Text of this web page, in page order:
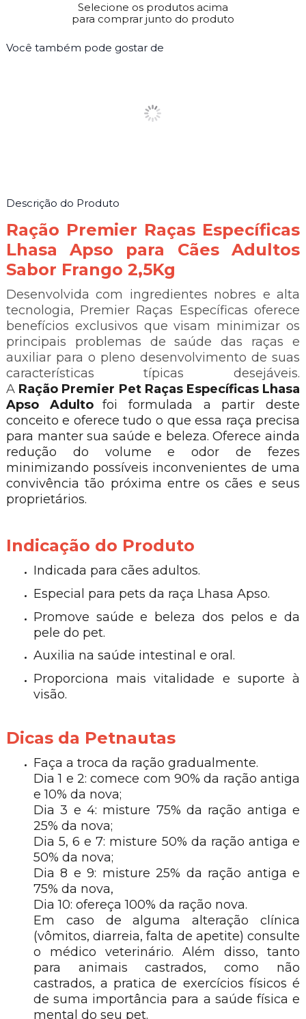
Selecione os produtos acima
para comprar junto do produto
Você também pode gostar de
Descrição do Produto
Ração Premier Raças Específicas
Lhasa Apso para Cães Adultos
Sabor Frango 2,5Kg
Desenvolvida com ingredientes nobres e alta
tecnologia, Premier Raças Específicas oferece
benefícios exclusivos que visam minimizar os
principais problemas de saúde das raças e
auxiliar para o pleno desenvolvimento de suas
características típicas desejáveis.
A Ração Premier Pet Raças Específicas Lhasa
Apso Adulto
foi formulada a partir deste
conceito e oferece tudo o que essa raça precisa
para manter sua saúde e beleza. Oferece ainda
redução do volume e odor de fezes
minimizando possíveis inconvenientes de uma
convivência tão próxima entre os cães e seus
proprietários.
Indicação do Produto
Indicada para cães adultos.
Especial para pets da raça Lhasa Apso.
Promove saúde e beleza dos pelos e da
pele do pet.
Auxilia na saúde intestinal e oral.
Proporciona mais vitalidade e suporte à
visão.
Dicas da Petnautas
Faça a troca da ração gradualmente.
Dia 1 e 2: comece com 90% da ração antiga
e 10% da nova;
Dia 3 e 4: misture 75% da ração antiga e
25% da nova;
Dia 5, 6 e 7: misture 50% da ração antiga e
50% da nova;
Dia 8 e 9: misture 25% da ração antiga e
75% da nova,
Dia 10: ofereça 100% da ração nova.
Em caso de alguma alteração clínica
(vômitos, diarreia, falta de apetite) consulte
o médico veterinário. Além disso, tanto
para animais castrados, como não
castrados, a pratica de exercícios físicos é
de suma importância para a saúde física e
mental do seu pet.